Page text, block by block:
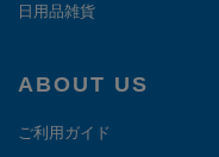
日用品雑貨
ABOUT US
ご利用ガイド